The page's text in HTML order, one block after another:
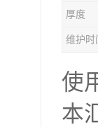
厚度
维护时
使
本